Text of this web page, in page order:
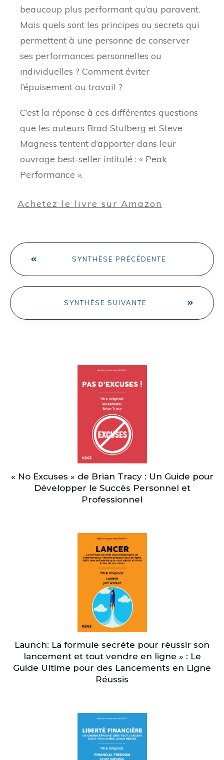
beaucoup plus performant qu’au paravent.
Mais quels sont les principes ou secrets qui
permettent à une personne de conserver
ses performances personnelles ou
individuelles ? Comment éviter
l’épuisement au travail ?
C’est la réponse à ces différentes questions
que les auteurs Brad Stulberg et Steve
Magness tentent d’apporter dans leur
ouvrage best-seller intitulé : « Peak
Performance ».
Achetez le livre sur Amazon
SYNTHÈSE PRÉCÉDENTE
SYNTHÈSE SUIVANTE
« No Excuses » de Brian Tracy : Un Guide pour
Développer le Succès Personnel et
Professionnel
Launch: La formule secrète pour réussir son
lancement et tout vendre en ligne » : Le
Guide Ultime pour des Lancements en Ligne
Réussis